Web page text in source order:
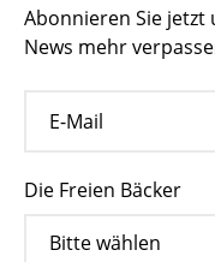
Abonnieren Sie jetzt
News mehr
Die Freien Bäcker